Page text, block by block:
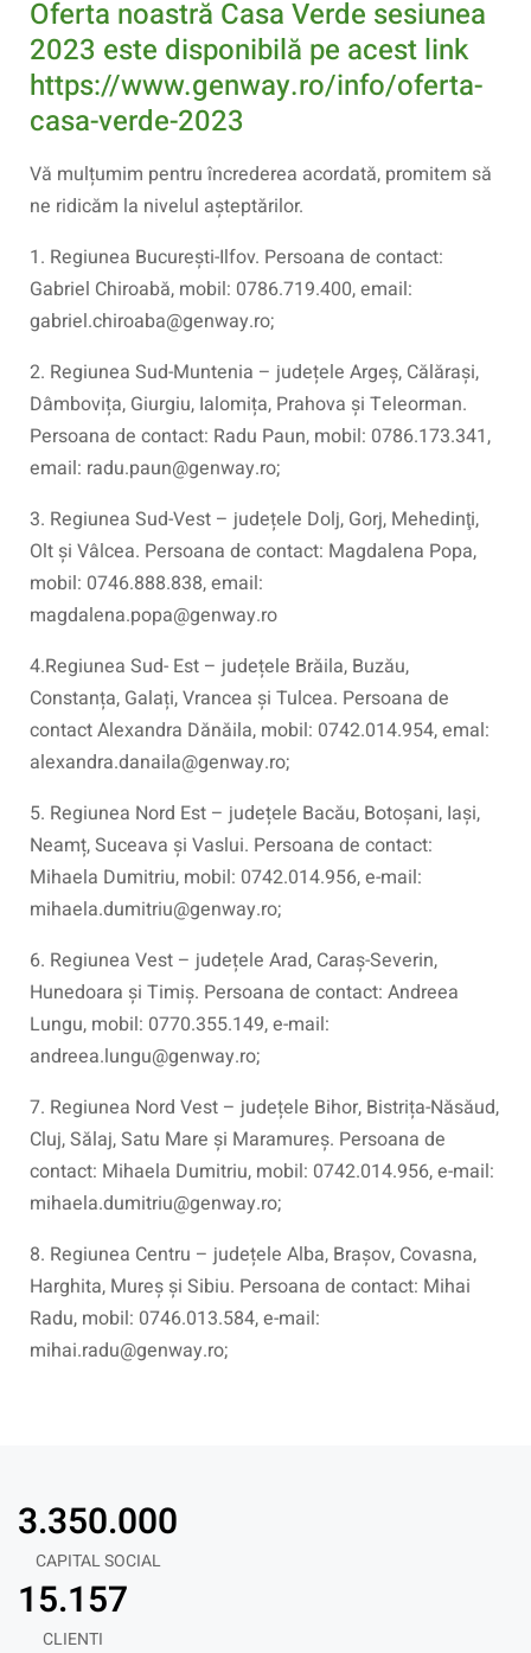
Oferta noastră Casa Verde sesiunea
2023 este disponibilă pe acest link
https://www.genway.ro/info/oferta-
casa-verde-2023
Vă mulțumim pentru încrederea acordată, promitem să
ne ridicăm la nivelul așteptărilor.
1. Regiunea București-Ilfov. Persoana de contact:
Gabriel Chiroabă, mobil: 0786.719.400, email:
gabriel.chiroaba@genway.ro;
2. Regiunea Sud-Muntenia – județele Argeș, Călărași,
Dâmbovița, Giurgiu, Ialomița, Prahova și Teleorman.
Persoana de contact: Radu Paun, mobil: 0786.173.341,
email: radu.paun@genway.ro;
3. Regiunea Sud-Vest – județele Dolj, Gorj, Mehedinţi,
Olt și Vâlcea. Persoana de contact: Magdalena Popa,
mobil: 0746.888.838, email:
magdalena.popa@genway.ro
4.Regiunea Sud- Est – județele Brăila, Buzău,
Constanța, Galați, Vrancea și Tulcea. Persoana de
contact Alexandra Dănăila, mobil: 0742.014.954, emal:
alexandra.danaila@genway.ro;
5. Regiunea Nord Est – județele Bacău, Botoșani, Iași,
Neamț, Suceava și Vaslui. Persoana de contact:
Mihaela Dumitriu, mobil: 0742.014.956, e-mail:
mihaela.dumitriu@genway.ro;
6. Regiunea Vest – județele Arad, Caraș-Severin,
Hunedoara și Timiș. Persoana de contact: Andreea
Lungu, mobil: 0770.355.149, e-mail:
andreea.lungu@genway.ro;
7. Regiunea Nord Vest – județele Bihor, Bistrița-Năsăud,
Cluj, Sălaj, Satu Mare și Maramureș. Persoana de
contact: Mihaela Dumitriu, mobil: 0742.014.956, e-mail:
mihaela.dumitriu@genway.ro;
8. Regiunea Centru – județele Alba, Brașov, Covasna,
Harghita, Mureș și Sibiu. Persoana de contact: Mihai
Radu, mobil: 0746.013.584, e-mail:
mihai.radu@genway.ro;
CAPITAL SOCIAL
3.350.000
CLIENTI
15.157